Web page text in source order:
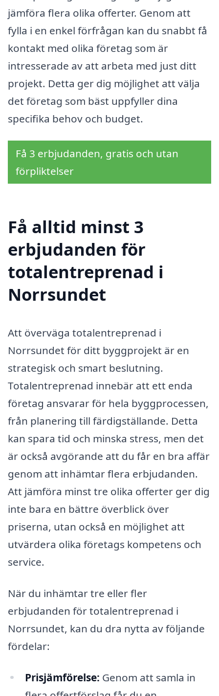
jämföra flera olika offerter. Genom att
fylla i en enkel förfrågan kan du snabbt få
kontakt med olika företag som är
intresserade av att arbeta med just ditt
projekt. Detta ger dig möjlighet att välja
det företag som bäst uppfyller dina
specifika behov och budget.
Få 3 erbjudanden, gratis och utan
förpliktelser
Få alltid minst 3
erbjudanden för
totalentreprenad i
Norrsundet
Att överväga totalentreprenad i
Norrsundet för ditt byggprojekt är en
strategisk och smart beslutning.
Totalentreprenad innebär att ett enda
företag ansvarar för hela byggprocessen,
från planering till färdigställande. Detta
kan spara tid och minska stress, men det
är också avgörande att du får en bra affär
genom att inhämtar flera erbjudanden.
Att jämföra minst tre olika offerter ger dig
inte bara en bättre överblick över
priserna, utan också en möjlighet att
utvärdera olika företags kompetens och
service.
När du inhämtar tre eller fler
erbjudanden för totalentreprenad i
Norrsundet, kan du dra nytta av följande
fördelar:
Prisjämförelse: Genom att samla in